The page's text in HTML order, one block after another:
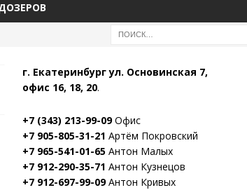
г. Екатеринбург ул. Основинская 7,
офис 16, 18, 20.
+7 (343) 213-99-09Офис
+7 905-805-31-21 Артём Покровский
+7 965-541-01-65Антон Малых
+7 912-290-35-71 Антон Кузнецов
+7 912-697-99-09Антон Кривых